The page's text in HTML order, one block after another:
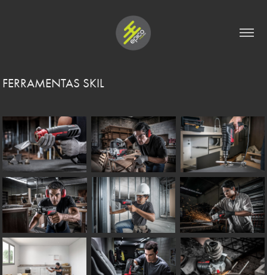
FERRAMENTAS SKIL